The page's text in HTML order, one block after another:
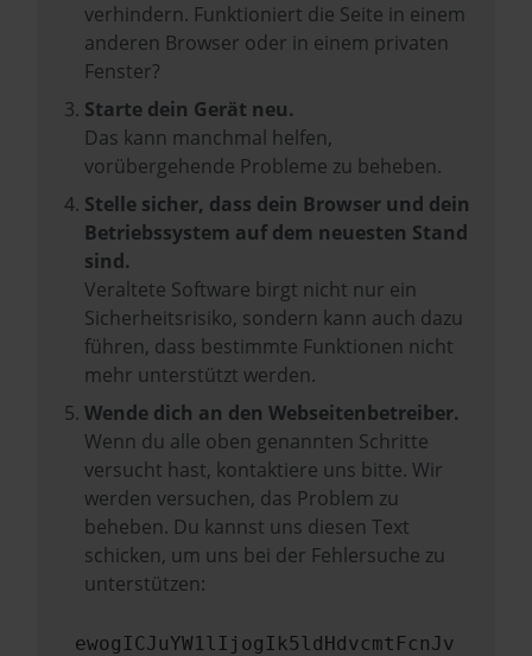
verhindern. Funktioniert die Seite in einem
anderen Browser oder in einem privaten
Fenster?
Starte dein Gerät neu.
Das kann manchmal helfen,
vorübergehende Probleme zu beheben.
Stelle sicher, dass dein Browser und dein
Betriebssystem auf dem neuesten Stand
sind.
Veraltete Software birgt nicht nur ein
Sicherheitsrisiko, sondern kann auch dazu
führen, dass bestimmte Funktionen nicht
mehr unterstützt werden.
Wende dich an den Webseitenbetreiber.
Wenn du alle oben genannten Schritte
versucht hast, kontaktiere uns bitte. Wir
werden versuchen, das Problem zu
beheben. Du kannst uns diesen Text
schicken, um uns bei der Fehlersuche zu
unterstützen:
ewogICJuYW1lIjogIk5ldHdvcmtFcnJv